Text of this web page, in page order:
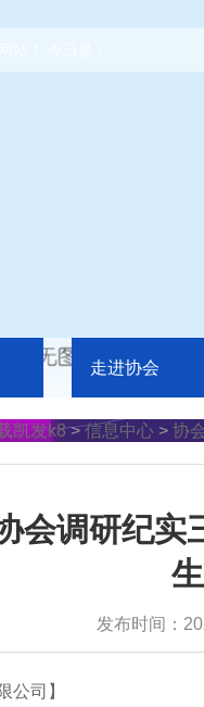
走进协会
凯发k8>信息中心 > 协
会调研纪
发布时间：
公司 】